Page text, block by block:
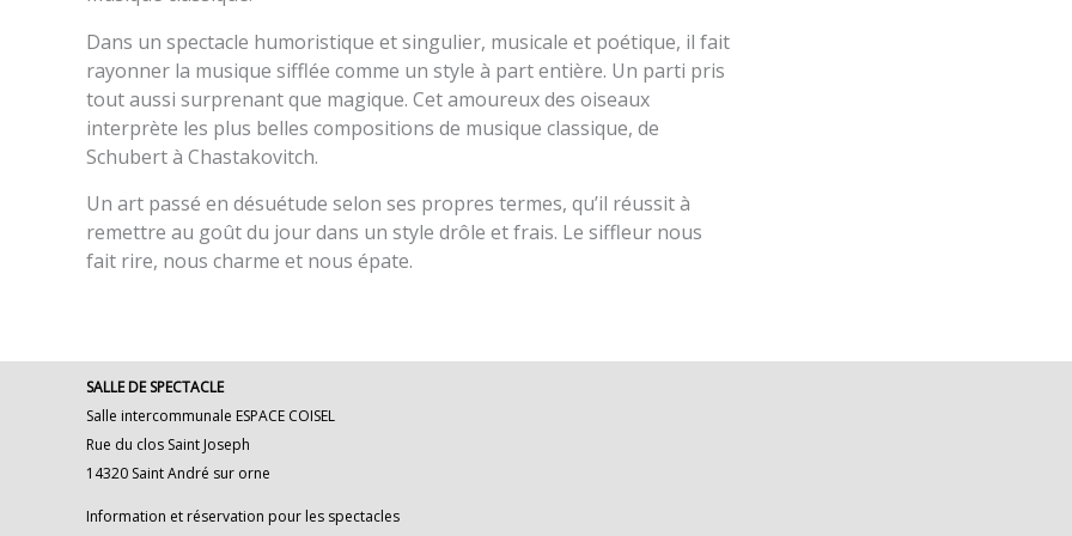
Dans un spectacle humoristique et singulier, musicale et poétique, il fait
rayonner la musique sifflée comme un style à part entière. Un parti pris
tout aussi surprenant que magique. Cet amoureux des oiseaux
interprète les plus belles compositions de musique classique, de
Schubert à Chastakovitch.
Un art passé en désuétude selon ses propres termes, qu’il réussit à
remettre au goût du jour dans un style drôle et frais. Le siffleur nous
fait rire, nous charme et nous épate.
SALLE DE SPECTACLE
Salle intercommunale ESPACE COISEL
Rue du clos Saint Joseph
14320 Saint André sur orne
Information et réservation pour les spectacles